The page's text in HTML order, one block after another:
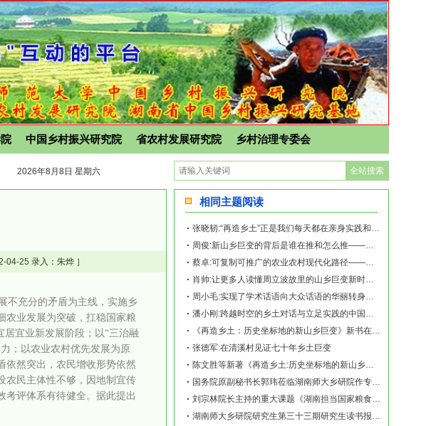
中国乡村振兴研究院 省农村发展研究院 乡村治理专委会
2026年8月8日 星期六
25 录入：朱烨 ］
不充分的矛盾为主线，实施乡
农业发展为突破，扛稳国家粮
宜业新发展阶段；以“三治融
；以农业农村优先发展为原
依然突出，农民增收形势依然
农民主体性不够，因地制宜传
考评体系有待健全。据此提出
相同主题阅读
周俊:新山乡巨变的背后是谁在推和怎么推——《再造乡土:历史坐标地的新山乡巨变》新
蔡卓:可复制可推广的农业农村现代化路径——《再造乡土:历史坐标地的新山乡巨变》新
肖帅:让更多人读懂周立波故里的山乡巨变新时代故事——《再造乡土:历史坐标地的新山
周小毛:实现了学术话语向大众话语的华丽转身——《再造乡土:历史坐标地的新山乡巨变
《再造乡土：历史坐标地的新山乡巨变》新书在赫山清溪村首发
张德军:在清溪村见证七十年乡土巨变
陈文胜等新著《再造乡土:历史坐标地的新山乡巨变》出版上线
国务院原副秘书长郭玮莅临湖南师大乡研院作专题讲座
刘宗林院长主持的重大课题《湖南担当国家粮食安全政治责任与提高农民种粮效益研究》顺